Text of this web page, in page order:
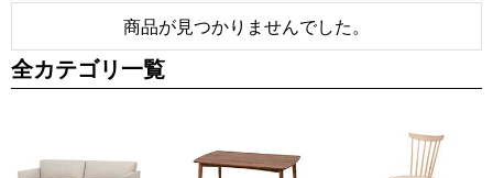
商品が見つかりませんでした。
全カテゴリ一覧